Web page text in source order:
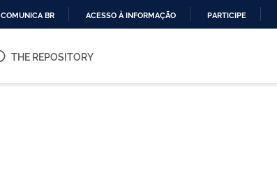
O
COMUNICA BR ACESSO À INFORMAÇÃO PARTICIPE
THE REPOSITORY